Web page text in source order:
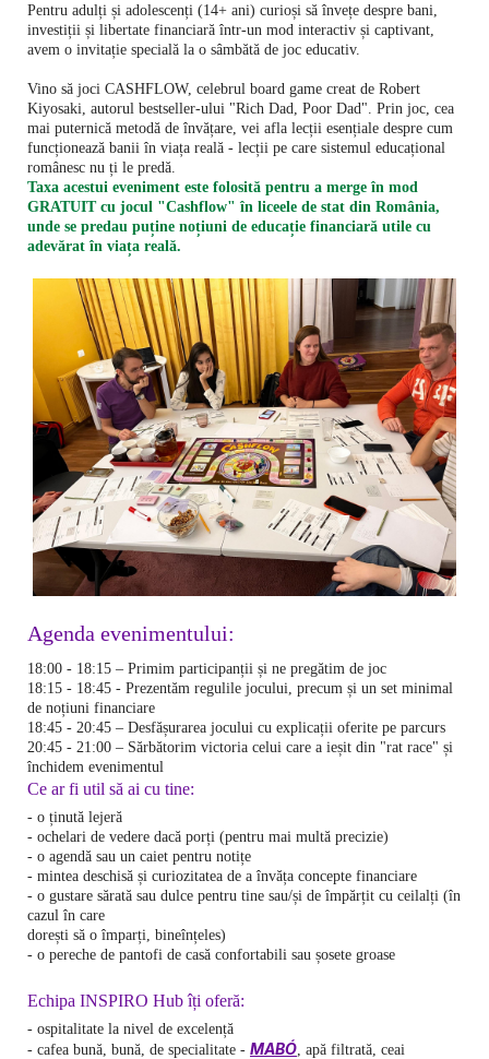
Pentru adulți și adolescenți (14+ ani) curioși să învețe despre bani,
investiții și libertate financiară într-un mod interactiv și captivant,
avem o invitație specială la o sâmbătă de joc educativ.
Vino să joci CASHFLOW, celebrul board game creat de Robert
Kiyosaki, autorul bestseller-ului "Rich Dad, Poor Dad". Prin joc, cea
mai puternică metodă de învățare, vei afla lecții esențiale despre cum
funcționează banii în viața reală - lecții pe care sistemul educațional
românesc nu ți le predă.
Taxa acestui eveniment este folosită pentru a merge în mod
GRATUIT cu jocul "Cashflow" în liceele de stat din România,
unde se predau puține noțiuni de educație financiară utile cu
adevărat în viața reală.
Agenda evenimentului:
18:00 - 18:15 – Primim participanții și ne pregătim de joc
18:15 - 18:45 - Prezentăm regulile jocului, precum și un set minimal
de noțiuni financiare
18:45 - 20:45 – Desfășurarea jocului cu explicații oferite pe parcurs
20:45 - 21:00 – Sărbătorim victoria celui care a ieșit din "rat race" și
închidem evenimentul
Ce ar fi util să ai cu tine:
- o ținută lejeră
- ochelari de vedere dacă porți (pentru mai multă precizie)
- o agendă sau un caiet pentru notițe
- mintea deschisă și curiozitatea de a învăța concepte financiare
- o gustare sărată sau dulce pentru tine sau/și de împărțit cu ceilalți (în
cazul în care
dorești să o împarți, bineînțeles)
- o pereche de pantofi de casă confortabili sau șosete groase
Echipa INSPIRO Hub îți oferă:
- ospitalitate la nivel de excelență
- cafea bună, bună, de specialitate - MABÓ , apă filtrată, ceai